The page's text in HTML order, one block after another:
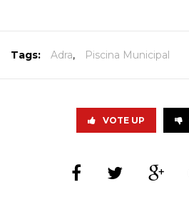
Tags: Adra, Piscina Municipal
VOTE UP